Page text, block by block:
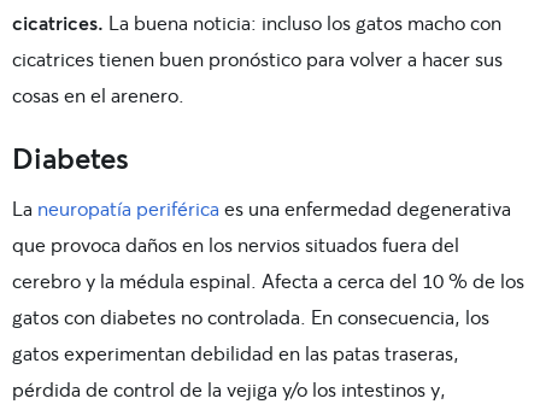
cicatrices. La buena noticia: incluso los gatos macho con
cicatrices tienen buen pronóstico para volver a hacer sus
cosas en el arenero.
Diabetes
La neuropatía periférica es una enfermedad degenerativa
que provoca daños en los nervios situados fuera del
cerebro y la médula espinal. Afecta a cerca del 10 % de los
gatos con diabetes no controlada. En consecuencia, los
gatos experimentan debilidad en las patas traseras,
pérdida de control de la vejiga y/o los intestinos y,